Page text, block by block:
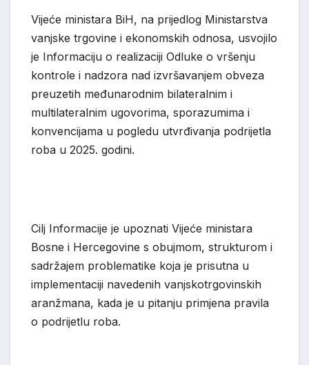
Vijeće ministara BiH, na prijedlog Ministarstva
vanjske trgovine i ekonomskih odnosa, usvojilo
je Informaciju o realizaciji Odluke o vršenju
kontrole i nadzora nad izvršavanjem obveza
preuzetih međunarodnim bilateralnim i
multilateralnim ugovorima, sporazumima i
konvencijama u pogledu utvrđivanja podrijetla
roba u 2025. godini.
Cilj Informacije je upoznati Vijeće ministara
Bosne i Hercegovine s obujmom, strukturom i
sadržajem problematike koja je prisutna u
implementaciji navedenih vanjskotrgovinskih
aranžmana, kada je u pitanju primjena pravila
o podrijetlu roba.